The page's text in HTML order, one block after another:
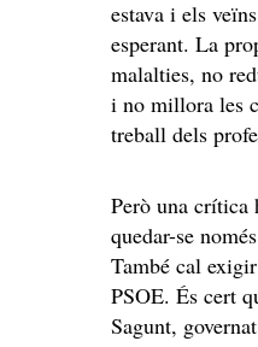
estava i els
esperant. La
malalties, no
i no millora les
treball dels
Però una crítica
quedar-se
També cal
PSOE. És cert
Sagunt,